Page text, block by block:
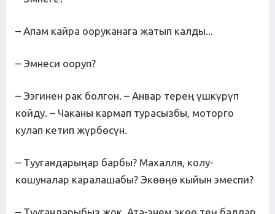
– Апам кайра ооруканага жатып калды...
– Эмнеси ооруп?
– Ээгинен рак болгон. – Анвар терең үшкүрүп
койду. – Чаканы кармап турасызбы, моторго
кулап кетип жүрбөсүн.
– Туугандарыңар барбы? Махалля, колу-
кошуналар каралашабы? Экөөңө кыйын эмеспи?